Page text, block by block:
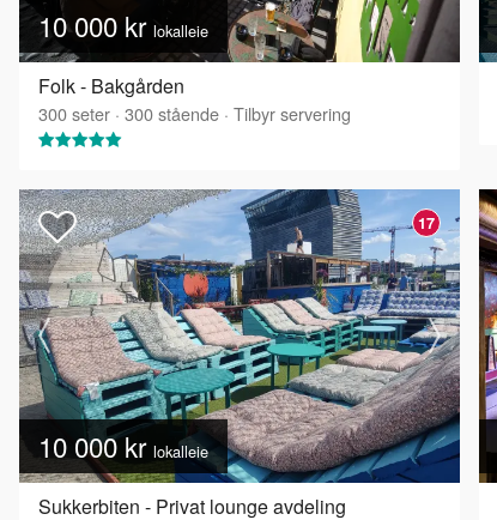
10 000 kr lokalleie
Folk - Bakgården
300seter · 300stående · Tilbyr servering
17
10 000 kr lokalleie
Sukkerbiten - Privat lounge avdeling